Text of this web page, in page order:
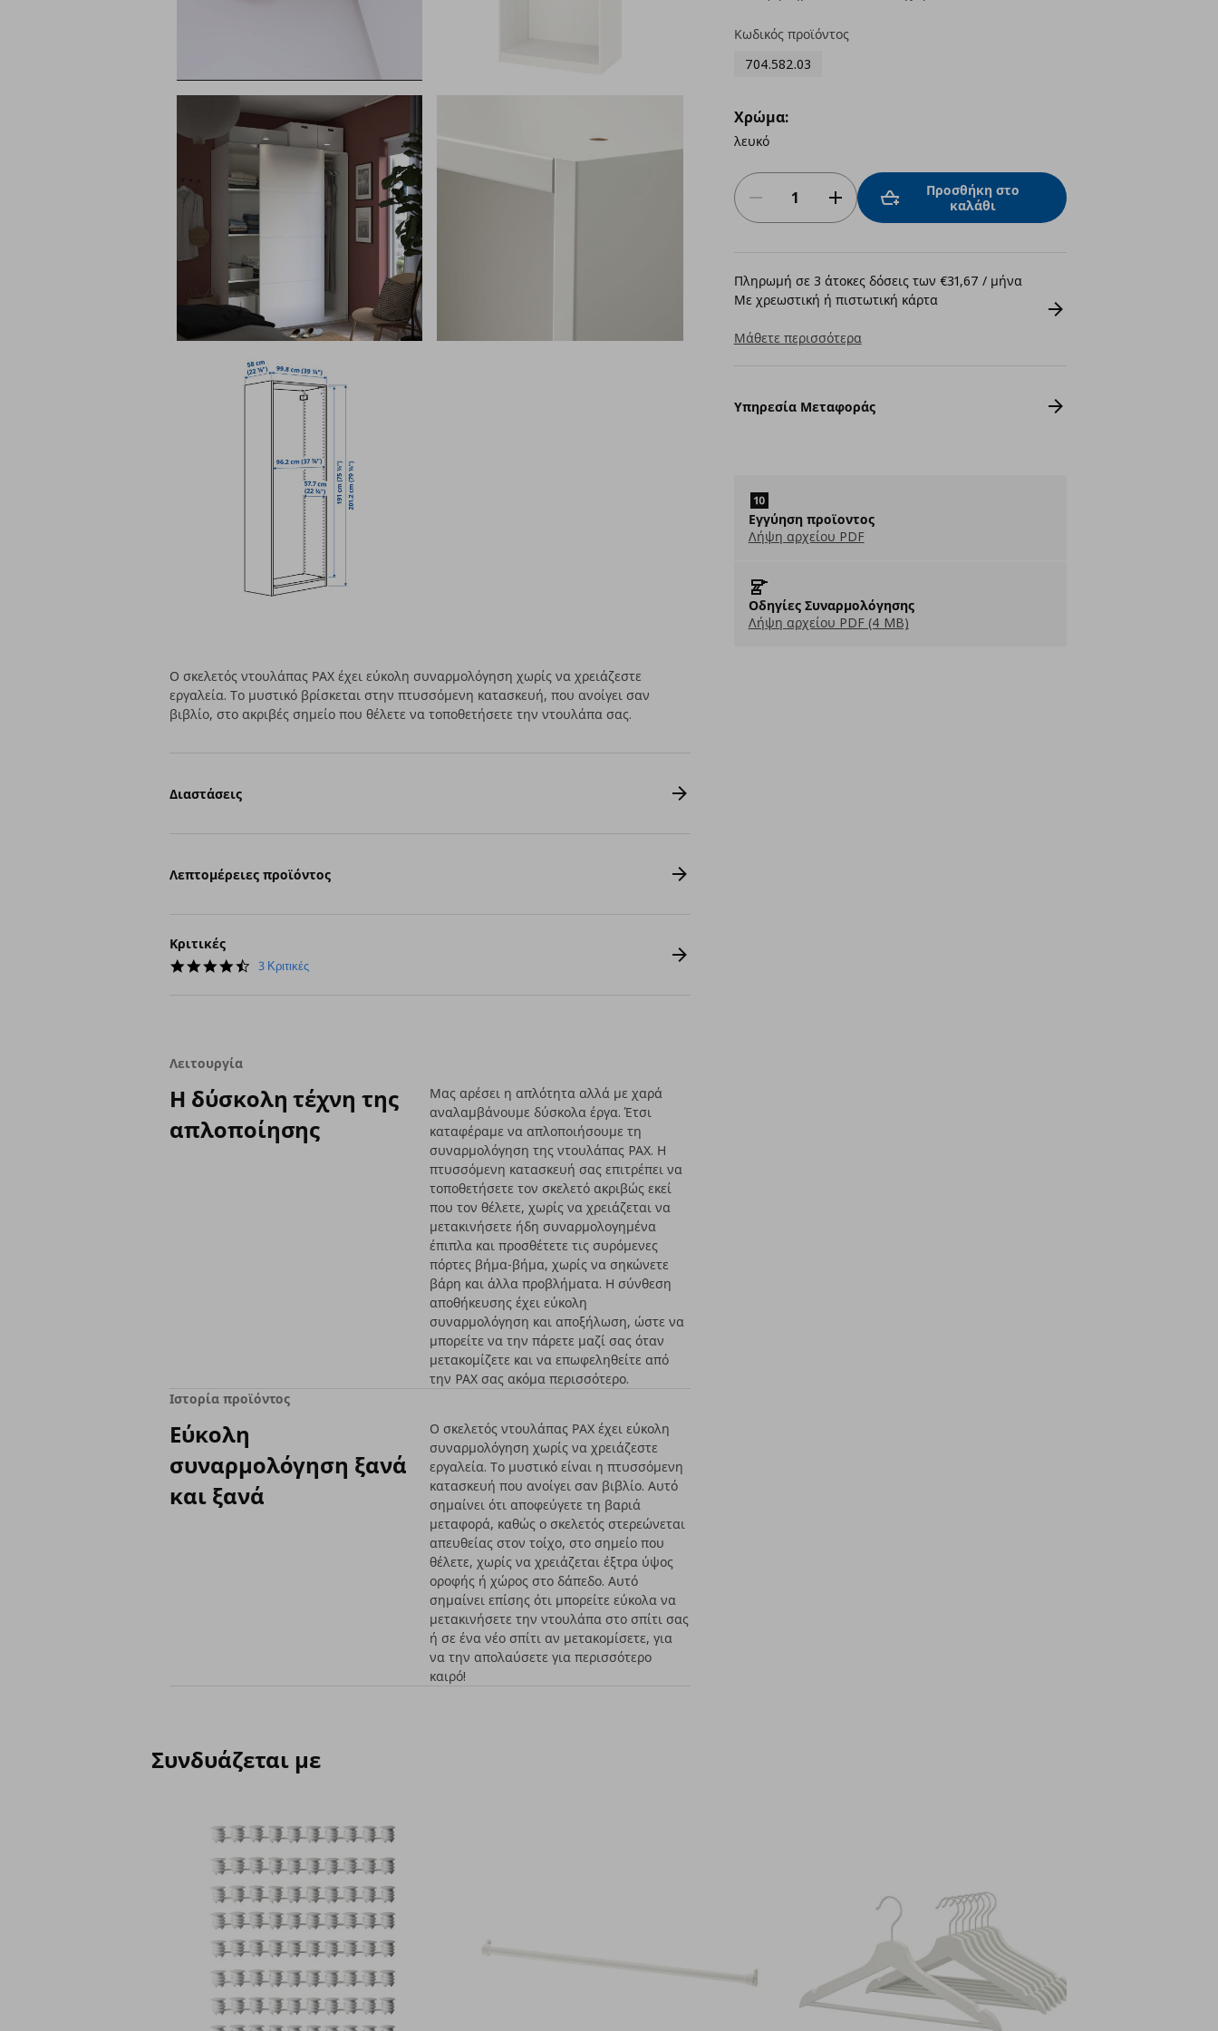
Κωδικός προϊόντος
704.582.03
Χρώμα:
λευκό
Προσθήκη στο
καλάθι
Πληρωμή σε 3 άτοκες δόσεις των €31,67 / μήνα
Με χρεωστική ή πιστωτική κάρτα
Μάθετε περισσότερα
Υπηρεσία Μεταφοράς
Εγγύηση προϊοντος
Λήψη αρχείου PDF
Οδηγίες Συναρμολόγησης
Λήψη αρχείου PDF (4 MB)
Ο σκελετός ντουλάπας ΡΑΧ έχει εύκολη συναρμολόγηση χωρίς να χρειάζεστε
εργαλεία. Το μυστικό βρίσκεται στην πτυσσόμενη κατασκευή, που ανοίγει σαν
βιβλίο, στο ακριβές σημείο που θέλετε να τοποθετήσετε την ντουλάπα σας.
Διαστάσεις
Λεπτομέρειες προϊόντος
Κριτικές
4.7
3 Κριτικές
Λειτουργία
Η δύσκολη τέχνη της
απλοποίησης
Μας αρέσει η απλότητα αλλά με χαρά
αναλαμβάνουμε δύσκολα έργα. Έτσι
καταφέραμε να απλοποιήσουμε τη
συναρμολόγηση της ντουλάπας PAX. Η
πτυσσόμενη κατασκευή σας επιτρέπει να
τοποθετήσετε τον σκελετό ακριβώς εκεί
που τον θέλετε, χωρίς να χρειάζεται να
μετακινήσετε ήδη συναρμολογημένα
έπιπλα και προσθέτετε τις συρόμενες
πόρτες βήμα-βήμα, χωρίς να σηκώνετε
βάρη και άλλα προβλήματα. Η σύνθεση
αποθήκευσης έχει εύκολη
συναρμολόγηση και αποξήλωση, ώστε να
μπορείτε να την πάρετε μαζί σας όταν
μετακομίζετε και να επωφεληθείτε από
την PAX σας ακόμα περισσότερο.
Ιστορία προϊόντος
Εύκολη
συναρμολόγηση ξανά
και ξανά
Ο σκελετός ντουλάπας ΡΑΧ έχει εύκολη
συναρμολόγηση χωρίς να χρειάζεστε
εργαλεία. Το μυστικό είναι η πτυσσόμενη
κατασκευή που ανοίγει σαν βιβλίο. Αυτό
σημαίνει ότι αποφεύγετε τη βαριά
μεταφορά, καθώς ο σκελετός στερεώνεται
απευθείας στον τοίχο, στο σημείο που
θέλετε, χωρίς να χρειάζεται έξτρα ύψος
οροφής ή χώρος στο δάπεδο. Αυτό
σημαίνει επίσης ότι μπορείτε εύκολα να
μετακινήσετε την ντουλάπα στο σπίτι σας
ή σε ένα νέο σπίτι αν μετακομίσετε, για
να την απολαύσετε για περισσότερο
καιρό!
Συνδυάζεται με